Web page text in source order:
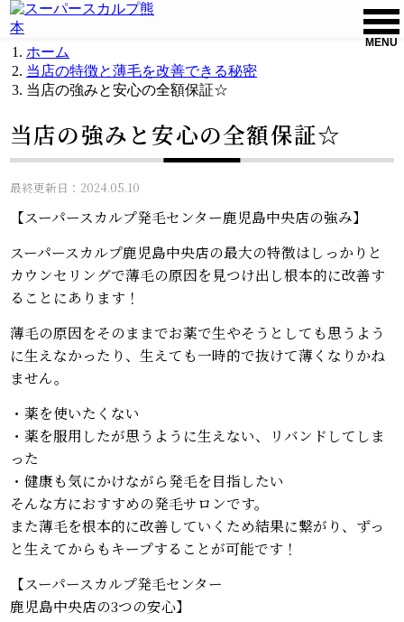
MENU
ホーム
当店の特徴と薄毛を改善できる秘密
当店の強みと安心の全額保証☆
当店の強みと安心の全額保証☆
最終更新日：2024.05.10
【スーパースカルプ発毛センター鹿児島中央店の強み】
スーパースカルプ鹿児島中央店の最大の特徴はしっかりと
カウンセリングで薄毛の原因を見つけ出し根本的に改善す
ることにあります！
薄毛の原因をそのままでお薬で生やそうとしても思うよう
に生えなかったり、生えても一時的で抜けて薄くなりかね
ません。
・薬を使いたくない
・薬を服用したが思うように生えない、リバンドしてしま
った
・健康も気にかけながら発毛を目指したい
そんな方におすすめの発毛サロンです。
また薄毛を根本的に改善していくため結果に繋がり、ずっ
と生えてからもキープすることが可能です！
【スーパースカルプ発毛センター
鹿児島中央店の3つの安心】